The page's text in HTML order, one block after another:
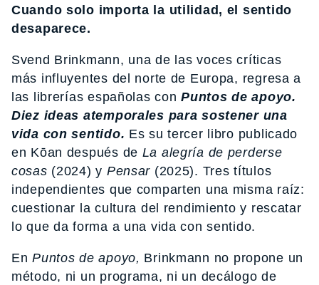
Cuando solo importa la utilidad, el sentido
desaparece.
Svend Brinkmann, una de las voces críticas
más influyentes del norte de Europa, regresa a
las librerías españolas conPuntos de apoyo.
Diez ideas atemporales para sostener una
vida con sentido. Es su tercer libro publicado
en Kōan después de La alegría de perderse
cosas (2024) y Pensar (2025). Tres títulos
independientes que comparten una misma raíz:
cuestionar la cultura del rendimiento y rescatar
lo que da forma a una vida con sentido.
EnPuntos de apoyo, Brinkmann no propone un
método, ni un programa, ni un decálogo de